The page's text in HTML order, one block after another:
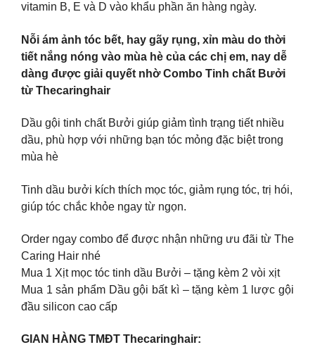
vitamin B, E và D vào khẩu phần ăn hàng ngày.
Nỗi ám ảnh tóc bết, hay gãy rụng, xỉn màu do thời
tiết nắng nóng vào mùa hè của các chị em, nay dễ
dàng được giải quyết nhờ Combo Tinh chất Bưởi
từ Thecaringhair
Dầu gội tinh chất Bưởi giúp giảm tình trạng tiết nhiều
dầu, phù hợp với những bạn tóc mỏng đặc biệt trong
mùa hè
Tinh dầu bưởi kích thích mọc tóc, giảm rụng tóc, trị hói,
giúp tóc chắc khỏe ngay từ ngọn.
Order ngay combo để được nhận những ưu đãi từ The
Caring Hair nhé
Mua 1 Xịt mọc tóc tinh dầu Bưởi – tặng kèm 2 vòi xịt
Mua 1 sản phẩm Dầu gội bất kì – tặng kèm 1 lược gội
đầu silicon cao cấp
GIAN HÀNG TMĐT Thecaringhair: